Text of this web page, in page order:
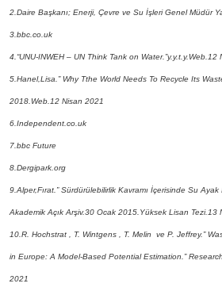
2.Daire Başkanı; Enerji, Çevre ve Su İşleri Genel Müdür
3.bbc.co.uk
4.“UNU-INWEH – UN Think Tank on Water.”y.y.t.y.Web.12
5.Hanel,Lisa.” Why Tthe World Needs To Recycle Its
2018.Web.12 Nisan 2021
6.Independent.co.uk
7.bbc Future
8.Dergipark.org
9.Alper,Fırat.” Sürdürülebilirlik Kavramı İçerisinde Su
Akademik Açık Arşiv.30 Ocak 2015.Yüksek Lisan Tezi.13
10.R. Hochstrat , T. Wintgens , T. Melin ve P. Jeffrey.”
in Europe: A Model-Based Potential Estimation.”
2021